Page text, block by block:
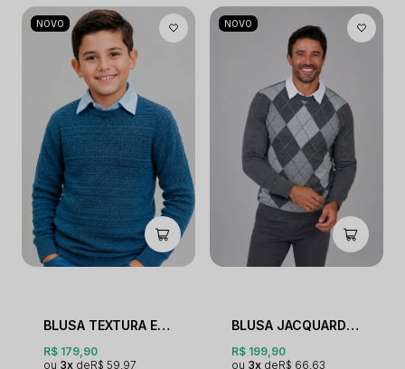
NOVO
BLUSA TEXTURA ESTONADA GOLA O KIDS
R$ 179,90
3x
R$ 59,97
NOVO
BLUSA JACQUARD NEW GOLA O LOSANGOS
R$ 199,90
3x
R$ 66,63